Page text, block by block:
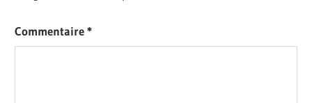
Commentaire*